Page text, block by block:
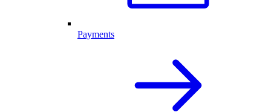
Payments